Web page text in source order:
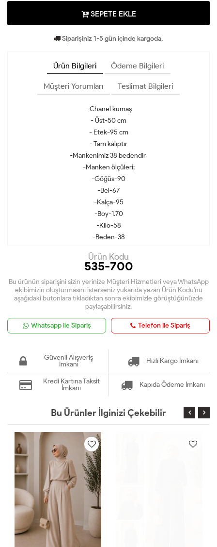
SEPETE EKLE
Siparişiniz 1-5 gün içinde kargoda.
Ürün Bilgileri Ödeme Bilgileri
Müşteri Yorumları Teslimat Bilgileri
- Chanel kumaş
- Üst-50 cm
- Etek-95 cm
- Tam kalıptır
-Mankenimiz 38 bedendir
-Manken ölçüleri;
-Göğüs-90
-Bel-67
-Kalça-95
-Boy-1.70
-Kilo-58
-Beden-38
Ürün Kodu
535-700
Bu ürünün siparişini sizin yerinize Müşteri Hizmetleri veya WhatsApp
ekibimizin oluşturmasını isterseniz yukarıda yazan Ürün Kodu'nu
aşağıdaki butonlara tıkladıktan sonra ekibimizle görüştüğünüzde
paylaşabilirsiniz.
Whatsapp ile Sipariş Telefon ile Sipariş
Güvenli Alışveriş
İmkanı
Hızlı Kargo İmkanı
Kredi Kartına Taksit
İmkanı
Kapıda Ödeme İmkanı
Bu Ürünler İlginizi Çekebilir